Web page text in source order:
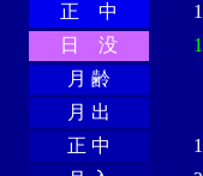
正 中
日 没
月 齢
月 出
正 中